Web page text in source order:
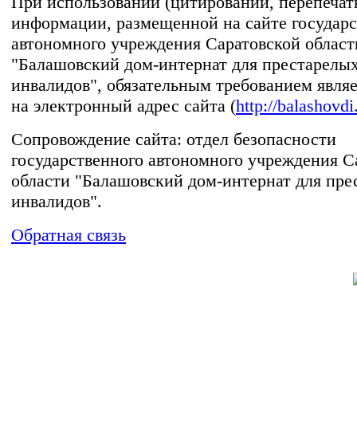
информации, размещенной на сайте
автономного учреждения Саратовской
"Балашовский дом-интернат для
инвалидов", обязательным требованием
на электронный адрес сайта (http://
Сопровождение сайта: отдел безопасности
государственного автономного учреждения
области "Балашовский дом-интернат для
инвалидов".
Обратная связь